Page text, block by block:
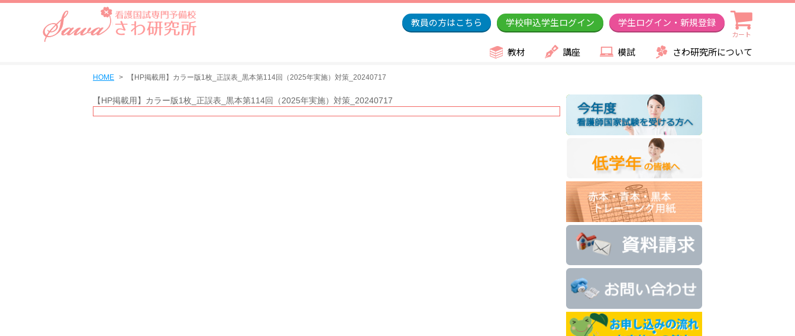
教員の方はこちら 学校申込学生ログイン 学生ログイン・新規登録
カート
教材 講座 模試 さわ研究所について
HOME 【HP掲載用】カラー版1枚_正誤表_黒本第114回（2025年実施）対策_20240717
【HP掲載用】カラー版1枚_正誤表_黒本第114回（2025年実施）対策_20240717